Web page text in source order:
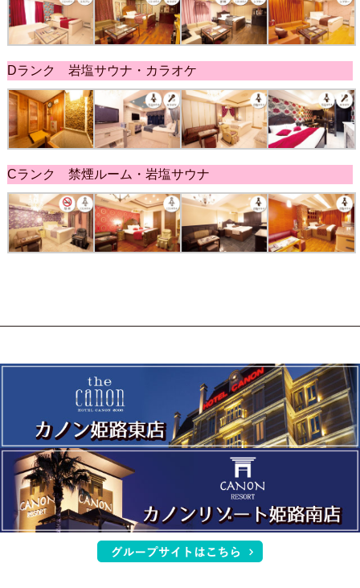
Dランク 岩塩サウナ・カラオケ
Cランク 禁煙ルーム・岩塩サウナ